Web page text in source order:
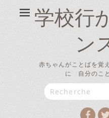
学校行
ン
赤ちゃんがことばを覚
に 自分のこ
Search
for: